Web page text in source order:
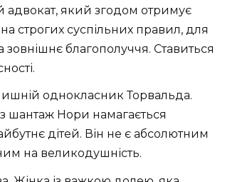
адвокат, який згодом отримує
строгих суспільних правил, для
зовнішнє благополуччя. Ставиться
однокласник Торвальда.
шантаж Нори намагається
дітей. Він не є абсолютним
на великодушність.